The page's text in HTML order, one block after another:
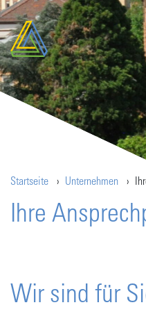
Startseite Unternehmen
Ihre
Wir sind für